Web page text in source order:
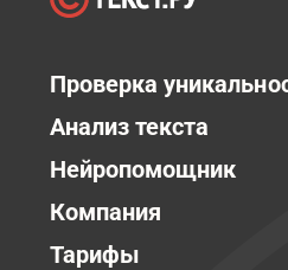
Проверка
Анализ текста
Нейропомощник
Компания
Тарифы